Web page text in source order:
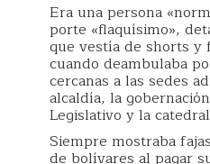
Era una persona
porte «flaquísimo»,
que vestía de shorts y
cuando deambulaba
cercanas a las sedes
alcaldía, la
Legislativo y la
Siempre mostraba
de bolívares al pagar